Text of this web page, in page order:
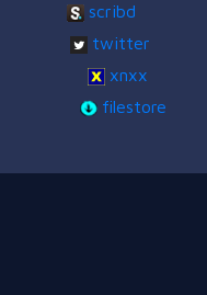
scribd
twitter
xnxx
filestore